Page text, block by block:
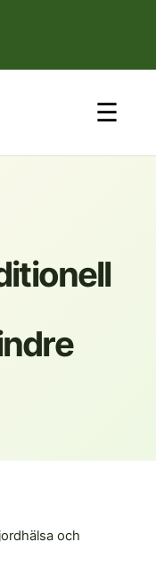
☰
och